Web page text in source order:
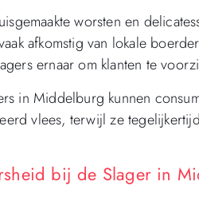
worsten en
afkomstig van lokale
ernaar om klanten te
in Middelburg kunnen
vlees, terwijl ze
bij de Slager in